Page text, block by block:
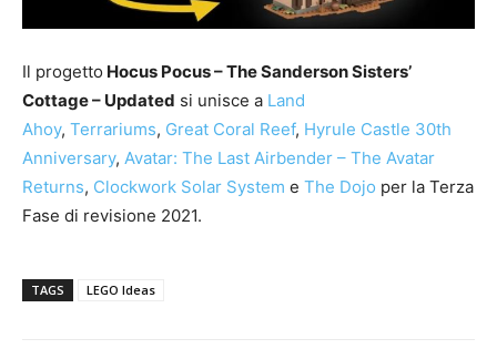
Il progetto Hocus Pocus – The Sanderson Sisters’
Cottage – Updated si unisce a Land
Ahoy, Terrariums, Great Coral Reef, Hyrule Castle 30th
Anniversary, Avatar: The Last Airbender – The Avatar
Returns, Clockwork Solar System e The Dojo per la Terza
Fase di revisione 2021.
TAGS LEGO Ideas